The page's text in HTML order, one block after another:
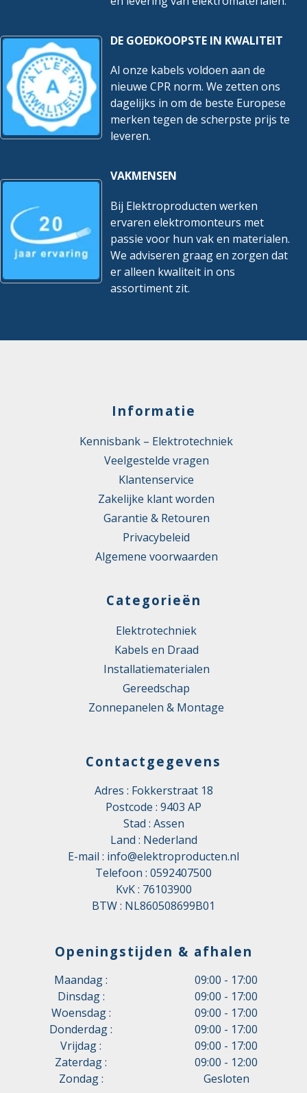
DE GOEDKOOPSTE IN KWALITEIT
Al onze kabels voldoen aan de
nieuwe CPR norm. We zetten ons
dagelijks in om de beste Europese
merken tegen de scherpste prijs te
leveren.
VAKMENSEN
Bij Elektroproducten werken
ervaren elektromonteurs met
passie voor hun vak en materialen.
We adviseren graag en zorgen dat
er alleen kwaliteit in ons
assortiment zit.
Informatie
Kennisbank – Elektrotechniek
Veelgestelde vragen
Klantenservice
Zakelijke klant worden
Garantie & Retouren
Privacybeleid
Algemene voorwaarden
Categorieën
Elektrotechniek
Kabels en Draad
Installatiematerialen
Gereedschap
Zonnepanelen & Montage
Contactgegevens
Adres : Fokkerstraat 18
Postcode : 9403 AP
Stad : Assen
Land : Nederland
E-mail : info@elektroproducten.nl
Telefoon : 0592407500
KvK : 76103900
BTW : NL860508699B01
Openingstijden & afhalen
Maandag :
09:00 - 17:00
Dinsdag :
09:00 - 17:00
Woensdag :
09:00 - 17:00
Donderdag :
09:00 - 17:00
Vrijdag :
09:00 - 17:00
Zaterdag :
09:00 - 12:00
Zondag :
Gesloten